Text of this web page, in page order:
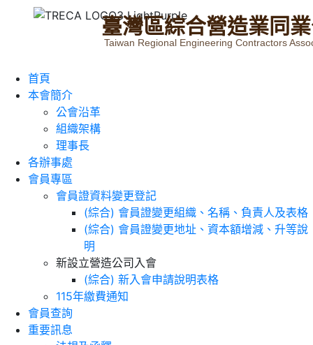
臺灣區綜合營造業同業
Taiwan Regional Engineering Contractors
首頁
本會簡介
公會沿革
組織架構
理事長
各辦事處
會員專區
會員證資料變更登記
(綜合) 會員證變更組織、名稱、負責人及表格
(綜合) 會員證變更地址、資本額增減、升等說
明
新設立營造公司入會
(綜合) 新入會申請說明表格
115年繳費通知
會員查詢
重要訊息